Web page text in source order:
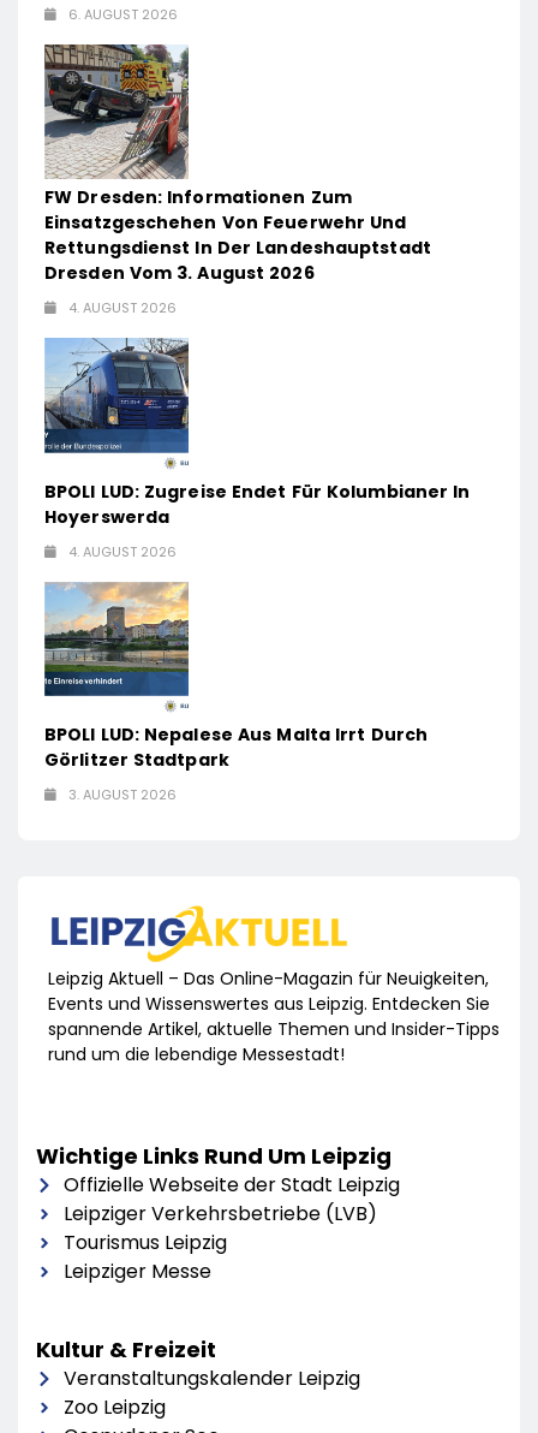
6. AUGUST 2026
FW Dresden: Informationen Zum
Einsatzgeschehen Von Feuerwehr Und
Rettungsdienst In Der Landeshauptstadt
Dresden Vom 3. August 2026
4. AUGUST 2026
BPOLI LUD: Zugreise Endet Für Kolumbianer In
Hoyerswerda
4. AUGUST 2026
BPOLI LUD: Nepalese Aus Malta Irrt Durch
Görlitzer Stadtpark
3. AUGUST 2026
Leipzig Aktuell – Das Online-Magazin für Neuigkeiten,
Events und Wissenswertes aus Leipzig. Entdecken Sie
spannende Artikel, aktuelle Themen und Insider-Tipps
rund um die lebendige Messestadt!
Wichtige Links Rund Um Leipzig
Offizielle Webseite der Stadt Leipzig
Leipziger Verkehrsbetriebe (LVB)
Tourismus Leipzig
Leipziger Messe
Kultur & Freizeit
Veranstaltungskalender Leipzig
Zoo Leipzig